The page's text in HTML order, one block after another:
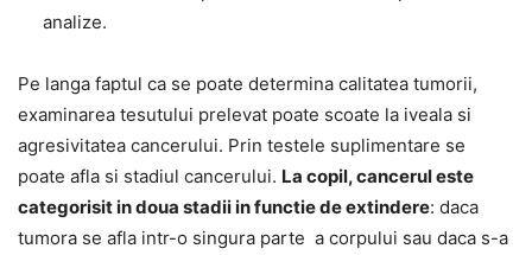
analize.
Pe langa faptul ca se poate determina calitatea tumorii,
examinarea tesutului prelevat poate scoate la iveala si
agresivitatea cancerului. Prin testele suplimentare se
poate afla si stadiul cancerului. La copil, cancerul este
categorisit in doua stadii in functie de extindere: daca
tumora se afla intr-o singura parte a corpului sau daca s-a